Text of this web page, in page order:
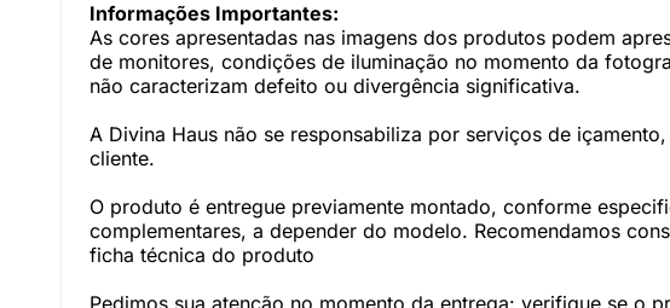
Informações Importantes:
As cores apresentadas nas imagens dos produtos podem
de monitores, condições de iluminação no momento da
não caracterizam defeito ou divergência significativa.
A Divina Haus não se responsabiliza por serviços de
cliente.
O produto é entregue previamente montado, conforme
complementares, a depender do modelo. Recomendamos
ficha técnica do produto
Pedimos sua atenção no momento da entrega: verifique se o